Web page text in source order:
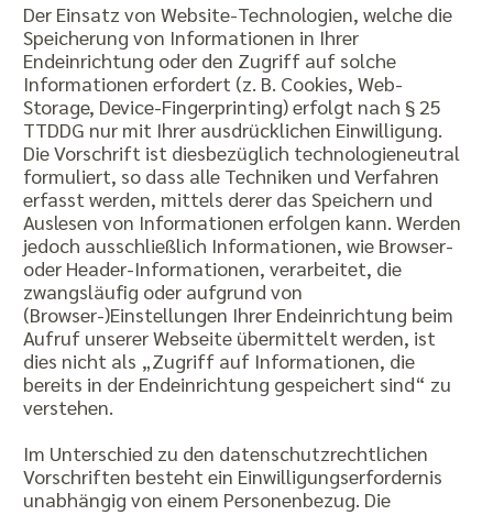
Der Einsatz von Website-Technologien, welche die
Speicherung von Informationen in Ihrer
Endeinrichtung oder den Zugriff auf solche
Informationen erfordert (z. B. Cookies, Web-
Storage, Device-Fingerprinting) erfolgt nach § 25
TTDDG nur mit Ihrer ausdrücklichen Einwilligung.
Die Vorschrift ist diesbezüglich technologieneutral
formuliert, so dass alle Techniken und Verfahren
erfasst werden, mittels derer das Speichern und
Auslesen von Informationen erfolgen kann. Werden
jedoch ausschließlich Informationen, wie Browser-
oder Header-Informationen, verarbeitet, die
zwangsläufig oder aufgrund von
(Browser-)Einstellungen Ihrer Endeinrichtung beim
Aufruf unserer Webseite übermittelt werden, ist
dies nicht als „Zugriff auf Informationen, die
bereits in der Endeinrichtung gespeichert sind“ zu
verstehen.
Im Unterschied zu den datenschutzrechtlichen
Vorschriften besteht ein Einwilligungserfordernis
unabhängig von einem Personenbezug. Die